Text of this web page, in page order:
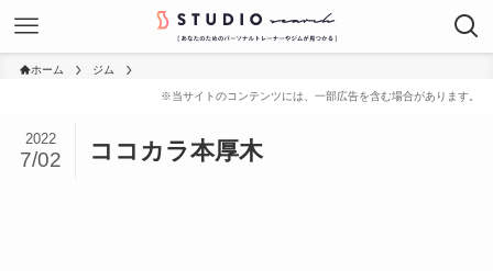
ホーム ジム
ココカラ本厚木
2022
7/02